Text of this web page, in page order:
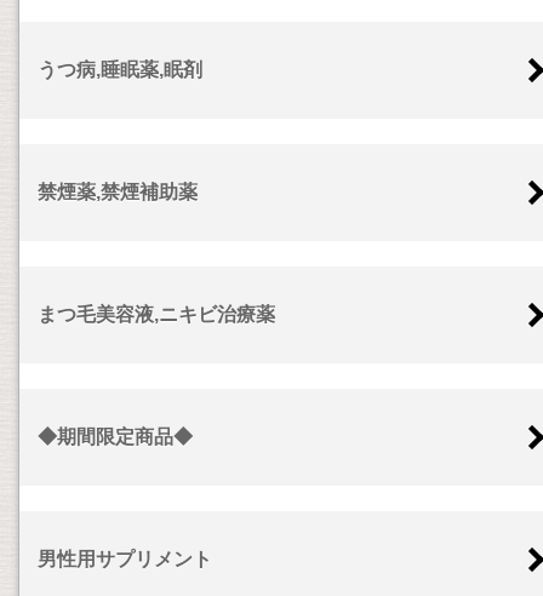
うつ病,睡眠薬,眠剤
禁煙薬,禁煙補助薬
まつ毛美容液,ニキビ治療薬
◆期間限定商品◆
男性用サプリメント